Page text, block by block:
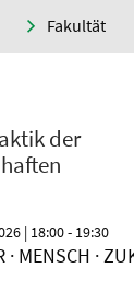
Fakultät
der
| 18:00 - 19:30
· MENSCH ·